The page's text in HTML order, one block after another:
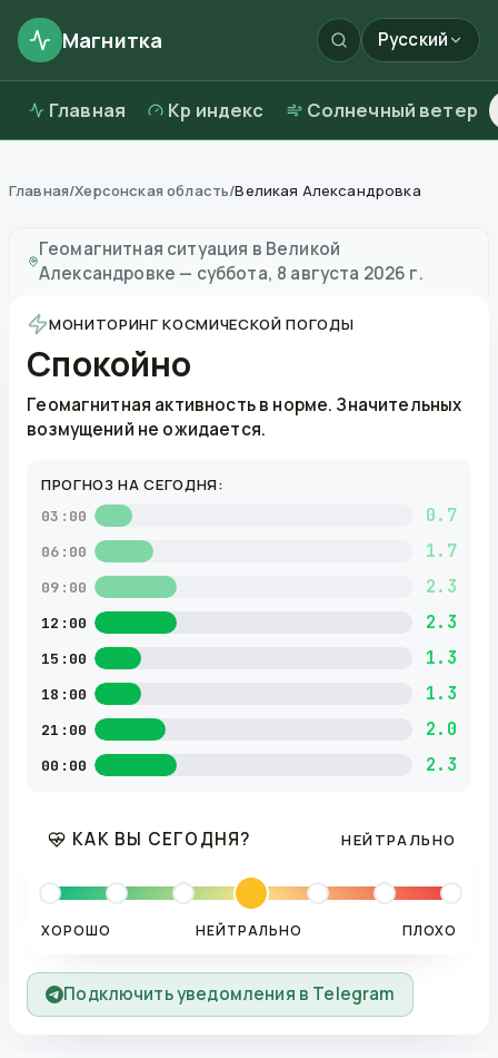
Магнитка Русский
Главная Kp индекс Солнечный ветер
Главная/Херсонская область/Великая Александровка
Геомагнитная ситуация в Великой
Александровке — суббота, 8 августа 2026 г.
МОНИТОРИНГ КОСМИЧЕСКОЙ ПОГОДЫ
Спокойно
Геомагнитная активность в норме. Значительных
возмущений не ожидается.
ПРОГНОЗ НА СЕГОДНЯ:
03:00 0.7
06:00 1.7
09:00 2.3
12:00 2.3
15:00 1.3
18:00 1.3
21:00 2.0
00:00 2.3
КАК ВЫ СЕГОДНЯ? НЕЙТРАЛЬНО
ХОРОШО НЕЙТРАЛЬНО ПЛОХО
Подключить уведомления в Telegram